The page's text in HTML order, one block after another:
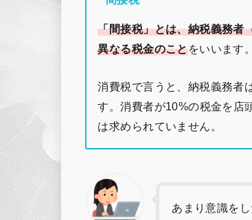
「間接税」とは、納税義務者
異なる税金のことをいいます。
消費税で言うと、納税義務者
す。消費者が10%の税金を店
は求められていません。
あまり意識を